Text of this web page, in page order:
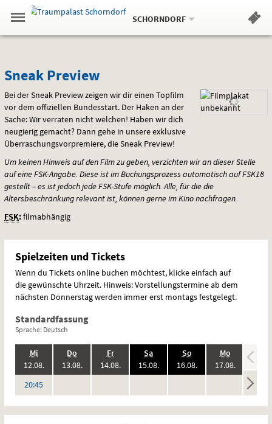
Springe
zum
,zum
.
Navigation
Gehe
zur
Standortauswahl
Standort:
SCHORNDORF.
Hinweis
Sneak
Preview
Sneak Preview
Bei der Sneak Preview zeigen wir dir einen Topfilm
vor dem offiziellen Bundesstart. Der Haken an der
Sache: Wir verraten nicht welchen! Haben wir dich
neugierig gemacht? Dann gehe in unsere exklusive
Überraschungsvorpremiere, die Sneak Preview!
Um keinen Hinweis auf den Film zu geben, verzichten wir an dieser Stelle
auf eineFSK-Angabe. Diese ist im Buchungsprozess automatisch auf FSK18
gestellt – es ist jedoch jedeFSK-Stufe möglich. Alle, für die die
Altersbeschränkung relevant ist, können gerne im Kino nachfragen.
FSK:filmabhängig
Spielzeiten und Tickets
Wenn du Tickets online buchen möchtest, klicke einfach auf
die gewünschte Uhrzeit. Hinweis: Vorstellungstermine ab dem
nächsten Donnerstag werden immer erst montags festgelegt.
Standardfassung
Sprache: Deutsch
Mi.,
12.08.2026:
20:45Uhr
Do
13.08.2026:
Vorstellungen
Fr.,
14.08.2026:
Vorstellungen
Sa.,
15.08.2026:
Vorstellungen
So.,
16.08.2026:
Vorstellungen
Mo.,
17.08.2026:
Vorstellungen
keine